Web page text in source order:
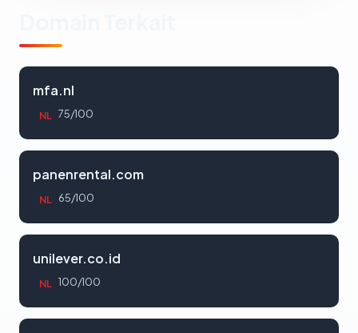
mfa.nl
NL 75/100
panenrental.com
NL 65/100
unilever.co.id
NL 100/100